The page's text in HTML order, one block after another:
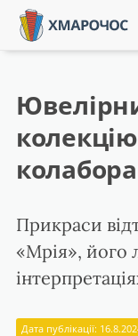
Прикраси
«Мрія», його
Дата публікації: